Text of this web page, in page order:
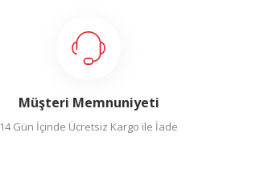
Müşteri Memnuniyeti
14 Gün İçinde Ücretsiz Kargo ile İade